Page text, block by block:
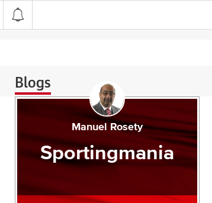
Blogs
Manuel Rosety
Sportingmania